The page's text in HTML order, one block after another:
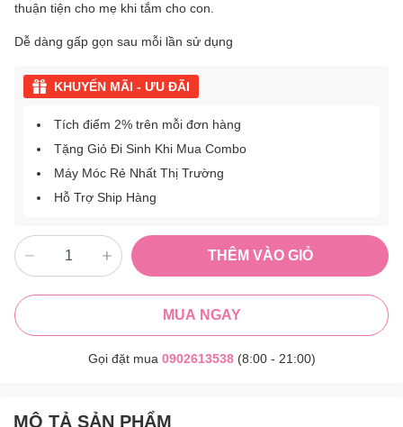
thuận tiện cho mẹ khi tắm cho con.
Dễ dàng gấp gọn sau mỗi lần sử dụng
KHUYẾN MÃI - ƯU ĐÃI
Tích điểm 2% trên mỗi đơn hàng
Tặng Giỏ Đi Sinh Khi Mua Combo
Máy Móc Rẻ Nhất Thị Trường
Hỗ Trợ Ship Hàng
THÊM VÀO GIỎ
MUA NGAY
Gọi đặt mua 0902613538(8:00 - 21:00)
MÔ TẢ SẢN PHẨM